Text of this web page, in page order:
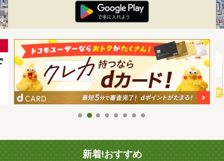
新着!おすすめ